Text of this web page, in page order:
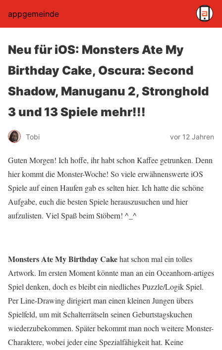
appgemeinde
Neu für iOS: Monsters Ate My
Birthday Cake, Oscura: Second
Shadow, Manuganu 2, Stronghold
3 und 13 Spiele mehr!!!
Tobi vor 12 Jahren
Guten Morgen! Ich hoffe, ihr habt schon Kaffee getrunken. Denn
hier kommt die Monster-Woche! So viele erwähnenswerte iOS
Spiele auf einen Haufen gab es selten hier. Ich hatte die schöne
Aufgabe, euch die besten Spiele herauszusuchen und hier
aufzulisten. Viel Spaß beim Stöbern! ^_^
Monsters Ate My Birthday Cakehat schon mal ein tolles
Artwork. Im ersten Moment könnte man an ein Oceanhorn-artiges
Spiel denken, doch es bleibt ein niedliches Puzzle/Logik Spiel.
Per Line-Drawing dirigiert man einen kleinen Jungen übers
Spielfeld, um mit Schalterrätseln seinen Geburtstagskuchen
wiederzubekommen. Später bekommt man noch weitere Monster-
Charaktere, wobei jeder eine Spezialfähigkeit hat. Keine